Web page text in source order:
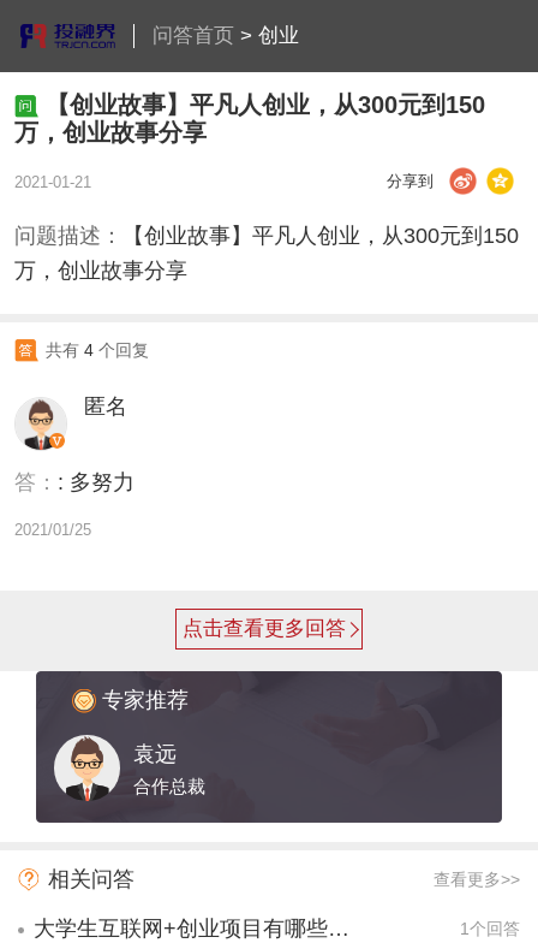
问答首页> 创业
【创业故事】平凡人创业，从300元到150
万，创业故事分享
2021-01-21 分享到
问题描述：
【创业故事】平凡人创业，从300元到150
万，创业故事分享
共有4 个回复
匿名
答： : 多努力
2021/01/25
点击查看更多回答
专家推荐
袁远
合作总裁
相关问答 查看更多>>
大学生互联网+创业项目有哪些项目？ 1个回答